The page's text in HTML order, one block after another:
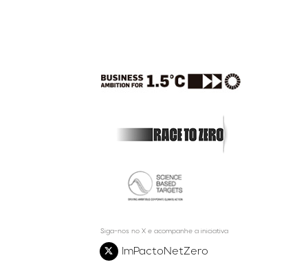
Siga-nos no X e acompanhe a iniciativa
ImPactoNetZero